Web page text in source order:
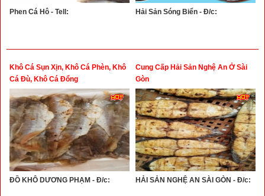
Phen Cá Hô - Tell: Hải Sản Sóng Biển - Đ/c:
Khô Cá Sụn Xịn, Khô Cá Phèn, Khô
Cá Đù, Khô Cá Đổng
ĐỒ KHÔ DƯƠNG PHẠM - Đ/c:
Cung Cấp Hải Sản Nghệ An Ở Sài
Gòn
HẢI SẢN NGHỆ AN SÀI GÒN - Đ/c: